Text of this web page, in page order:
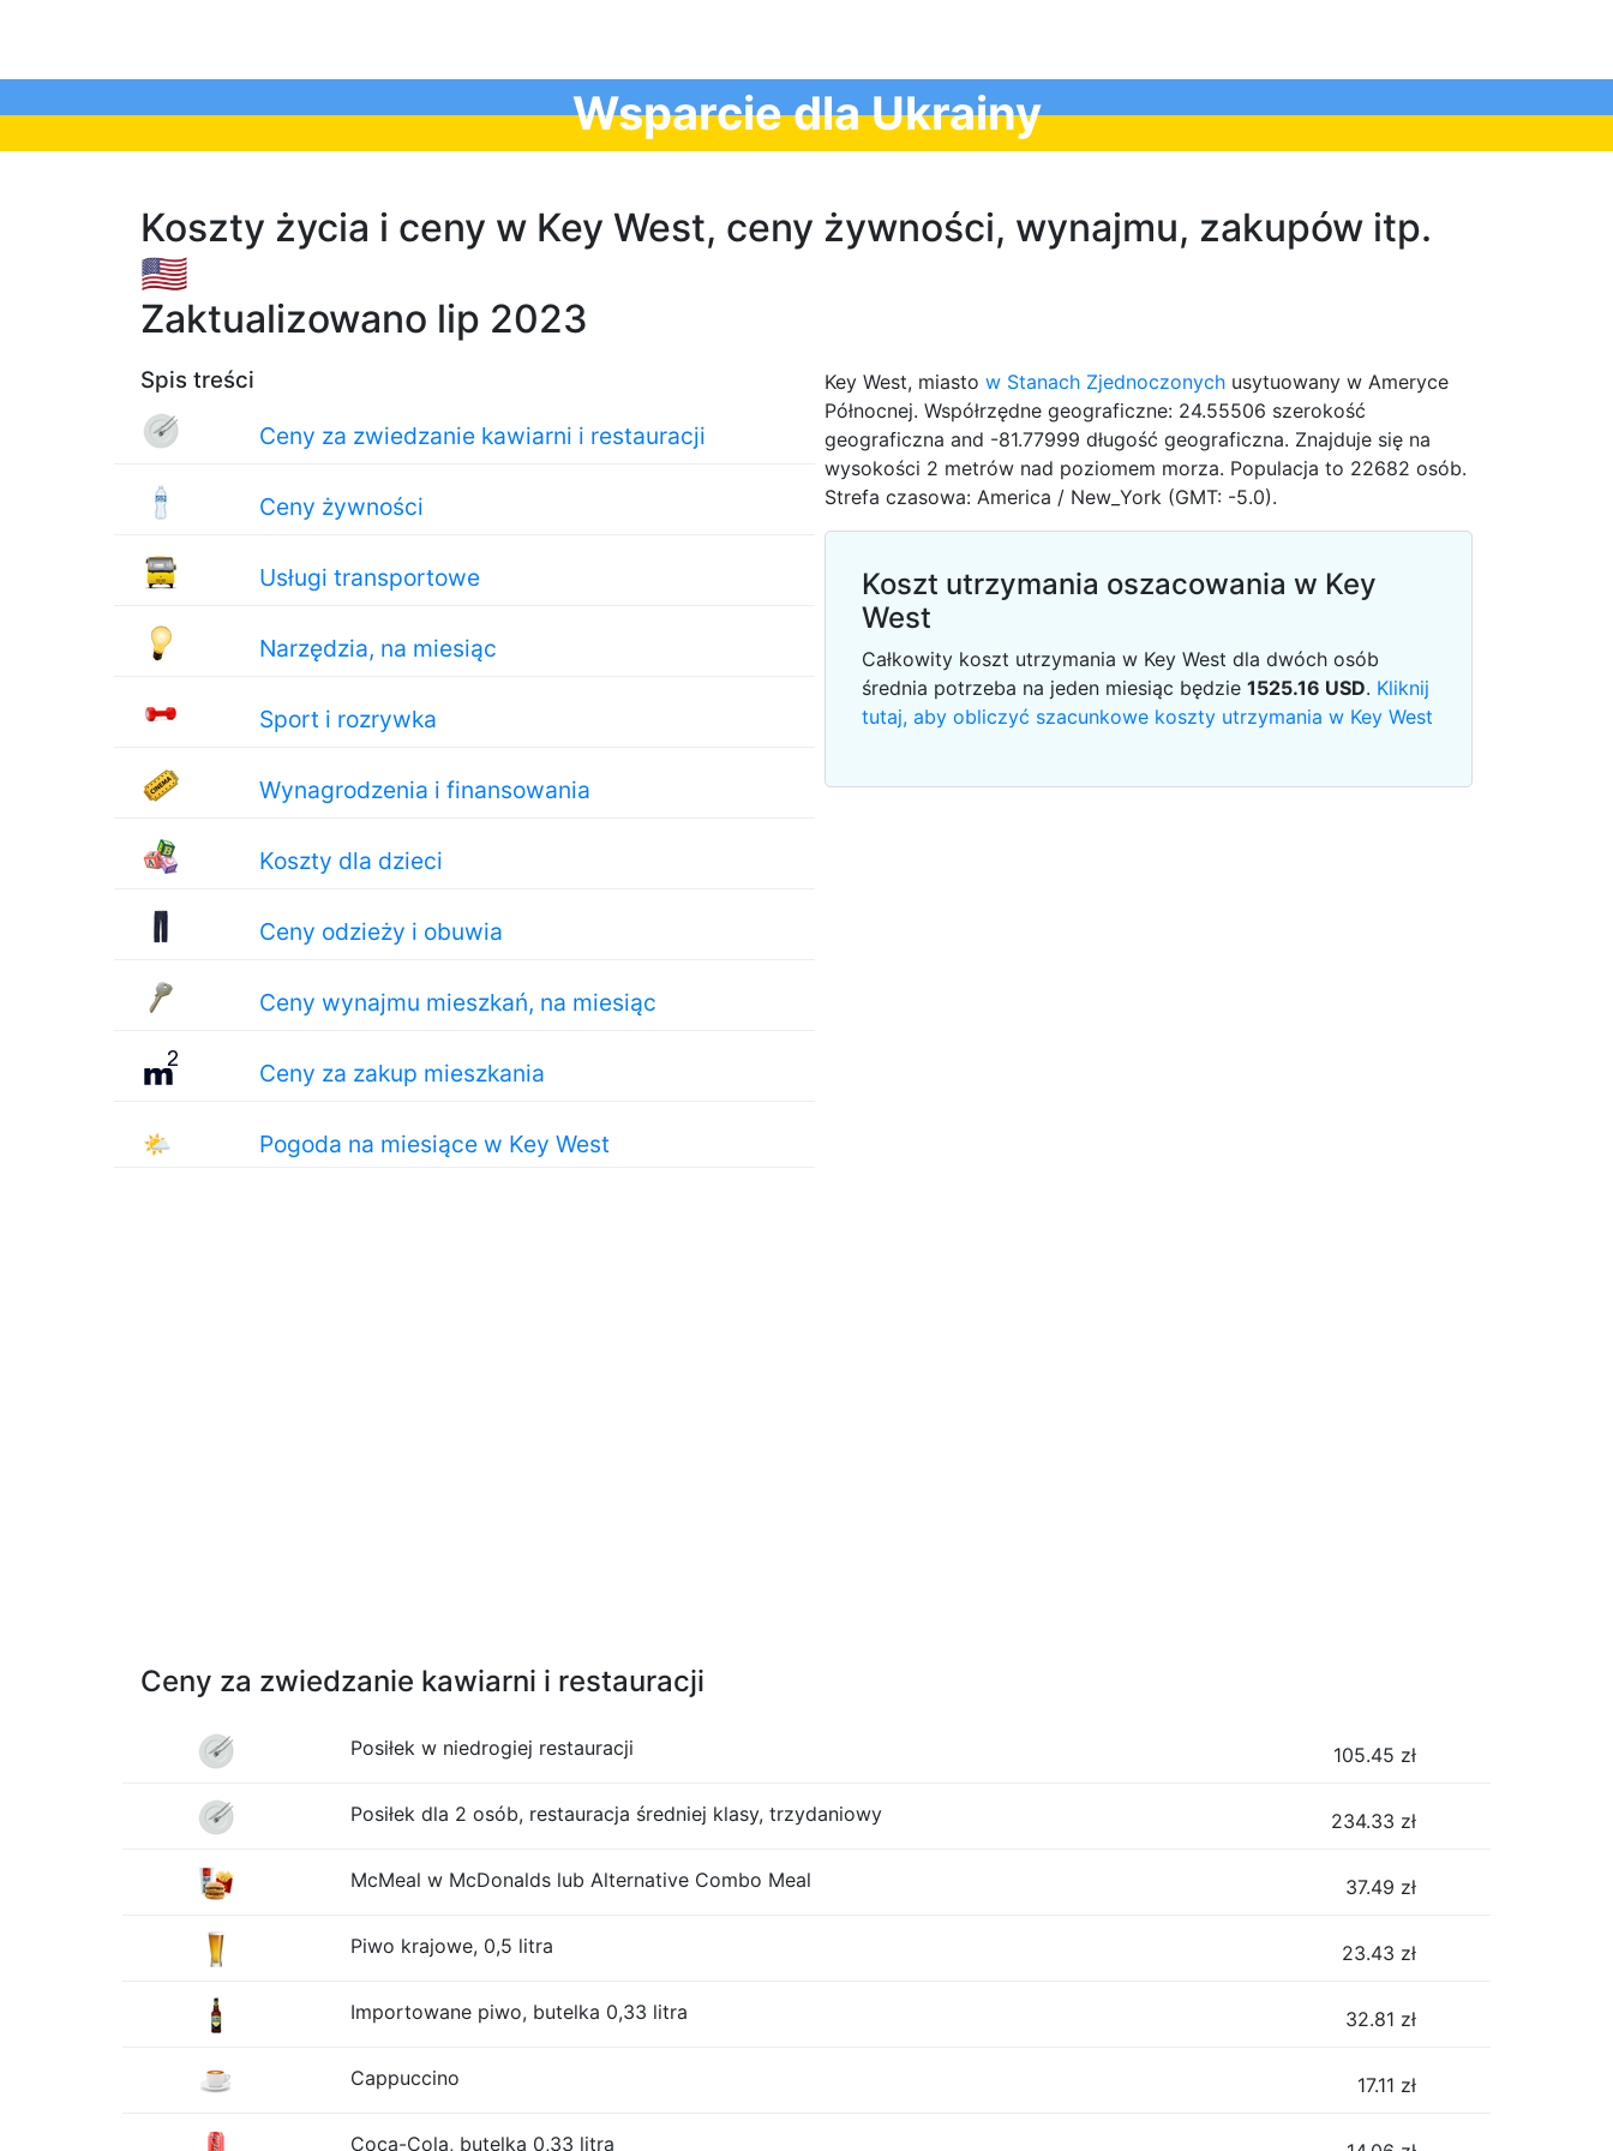
Wsparcie dla Ukrainy
Koszty życia i ceny w Key West, ceny żywności, wynajmu, zakupów itp.
🇺🇸
Zaktualizowano lip 2023
Spis treści
Ceny za zwiedzanie kawiarni i restauracji
Ceny żywności
Usługi transportowe
Narzędzia, na miesiąc
Sport i rozrywka
Wynagrodzenia i finansowania
Koszty dla dzieci
Ceny odzieży i obuwia
Ceny wynajmu mieszkań, na miesiąc
Ceny za zakup mieszkania
🌤 Pogoda na miesiące w Key West
Key West, miasto w Stanach Zjednoczonych usytuowany w Ameryce
Północnej. Współrzędne geograficzne: 24.55506 szerokość
geograficzna and -81.77999 długość geograficzna. Znajduje się na
wysokości 2 metrów nad poziomem morza. Populacja to 22682 osób.
Strefa czasowa: America / New_York (GMT: -5.0).
Koszt utrzymania oszacowania w Key
West
Całkowity koszt utrzymania w Key West dla dwóch osób
średnia potrzeba na jeden miesiąc będzie 1525.16 USD. Kliknij
tutaj, aby obliczyć szacunkowe koszty utrzymania w Key West
Ceny za zwiedzanie kawiarni i restauracji
Posiłek w niedrogiej restauracji 105.45 zł
Posiłek dla 2 osób, restauracja średniej klasy, trzydaniowy 234.33 zł
McMeal w McDonalds lub Alternative Combo Meal 37.49 zł
Piwo krajowe, 0,5 litra 23.43 zł
Importowane piwo, butelka 0,33 litra 32.81 zł
Cappuccino 17.11 zł
Coca-Cola, butelka 0,33 litra